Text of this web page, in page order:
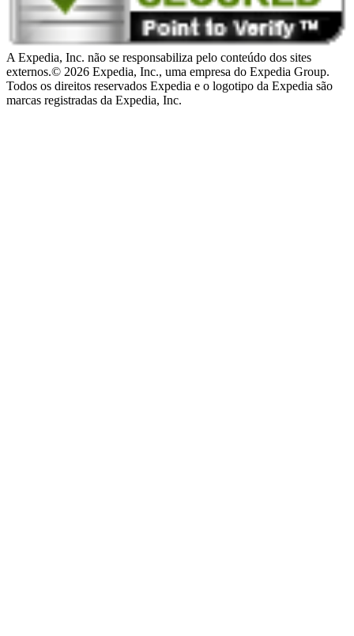
A Expedia, Inc. não se responsabiliza pelo conteúdo dos sites
externos.© 2026 Expedia, Inc., uma empresa do Expedia Group.
Todos os direitos reservados Expedia e o logotipo da Expedia são
marcas registradas da Expedia, Inc.